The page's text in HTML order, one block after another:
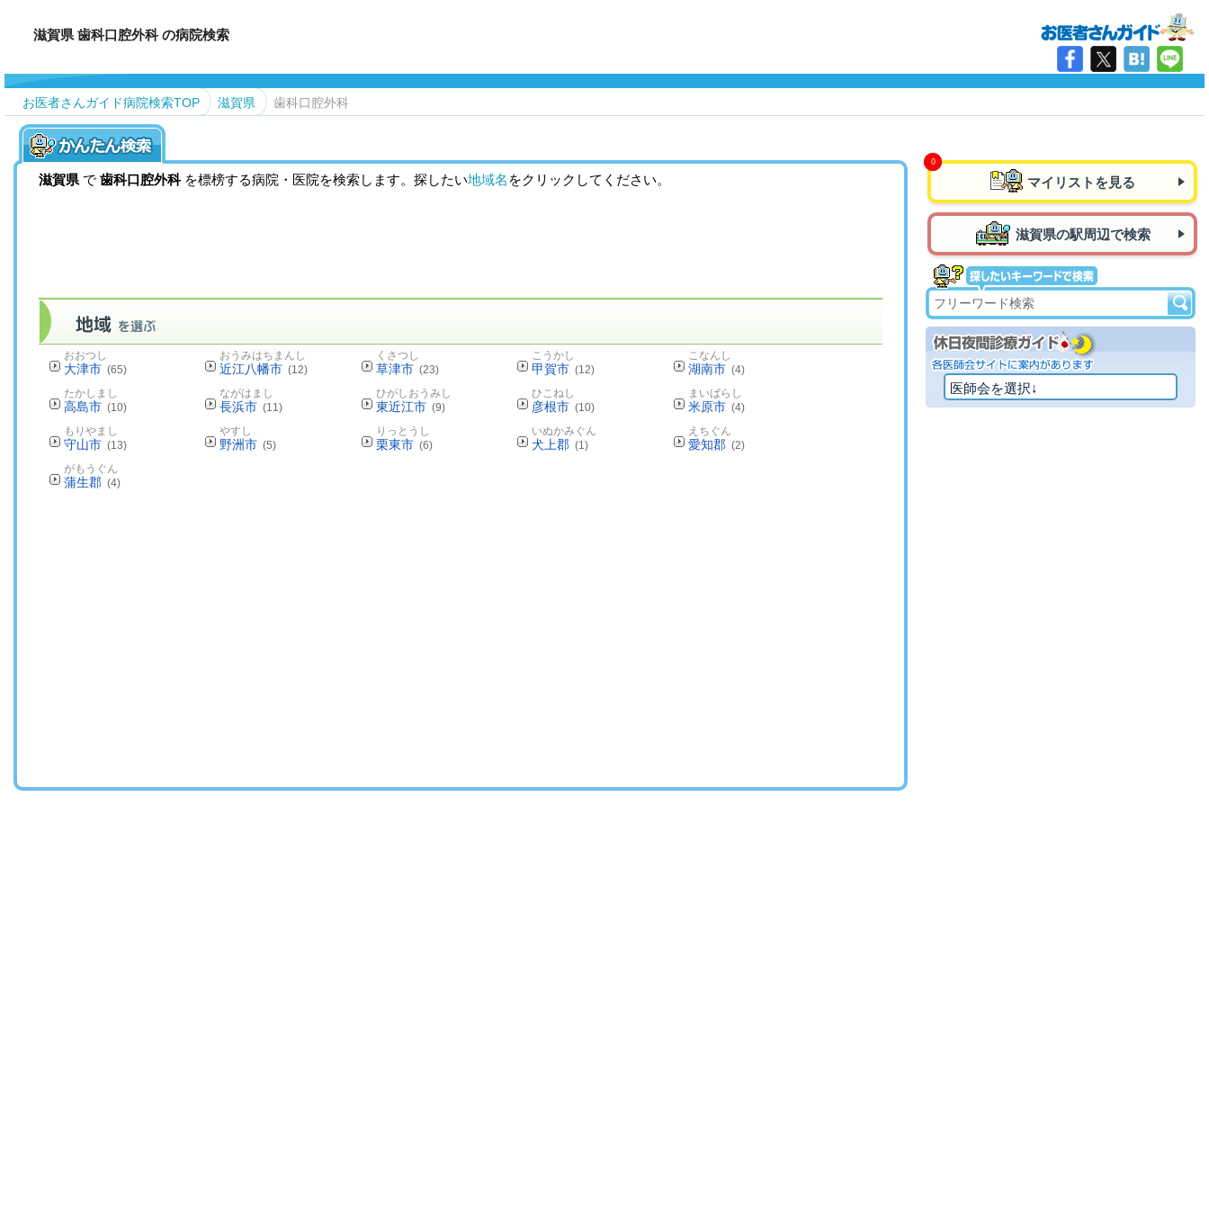
滋賀県 歯科口腔外科 の病院検索
お医者さんガイド病院検索TOP 滋賀県 歯科口腔外科
滋賀県 で 歯科口腔外科を標榜する病院・医院を検索します。探したい地域名 をクリックしてください。
おおつし
大津市 (65)
おうみはちまんし
近江八幡市 (12)
くさつし
草津市 (23)
こうかし
甲賀市 (12)
こなんし
湖南市 (4)
たかしまし
高島市 (10)
ながはまし
長浜市 (11)
ひがしおうみし
東近江市 (9)
ひこねし
彦根市 (10)
まいばらし
米原市 (4)
もりやまし
守山市 (13)
やすし
野洲市 (5)
りっとうし
栗東市 (6)
いぬかみぐん
犬上郡 (1)
えちぐん
愛知郡 (2)
がもうぐん
蒲生郡 (4)
マイリストを見る
滋賀県の駅周辺で検索